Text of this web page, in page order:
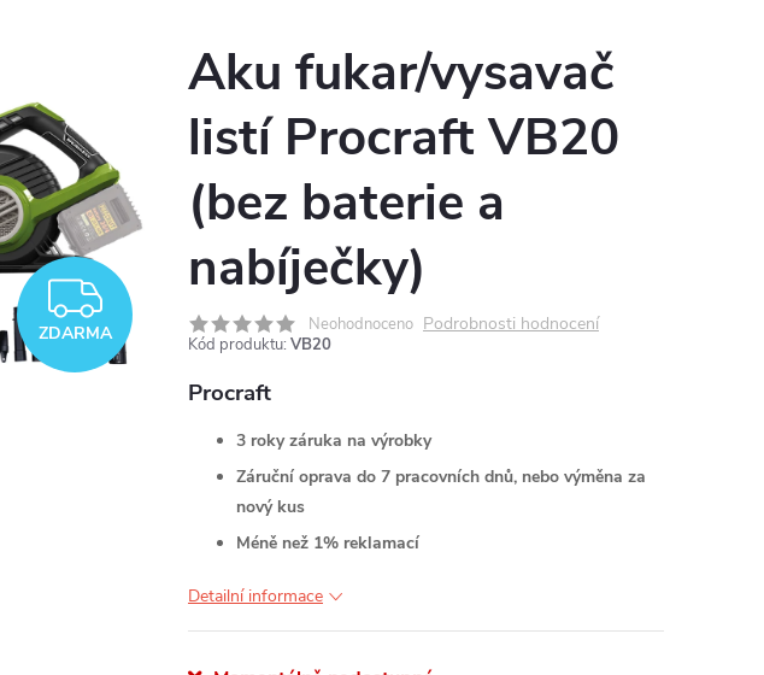
ZDARMA
ZDARMA
Aku fukar/vysavač
listí Procraft VB20
(bez baterie a
nabíječky)
Neohodnoceno Podrobnosti hodnocení
Kód produktu: VB20
Procraft
3 roky záruka na výrobky
Záruční oprava do 7 pracovních dnů, nebo výměna za
nový kus
Méně než 1% reklamací
Detailní informace